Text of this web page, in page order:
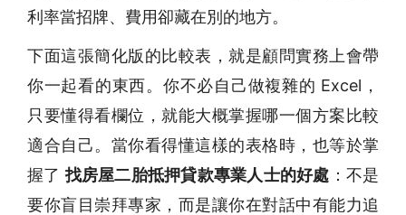
利率當招牌、費用卻藏在別的地方。
下面這張簡化版的比較表，就是顧問實務上會帶
你一起看的東西。你不必自己做複雜的 Excel，
只要懂得看欄位，就能大概掌握哪一個方案比較
適合自己。當你看得懂這樣的表格時，也等於掌
握了找房屋二胎抵押貸款專業人士的好處 ：不是
要你盲目崇拜專家，而是讓你在對話中有能力追